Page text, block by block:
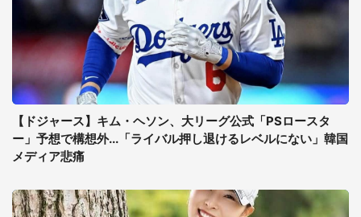
【ドジャース】キム・ヘソン、大リーグ公式「PSロースタ
ー」予想で構想外...「ライバル押し退けるレベルにない」韓国
メディア悲痛